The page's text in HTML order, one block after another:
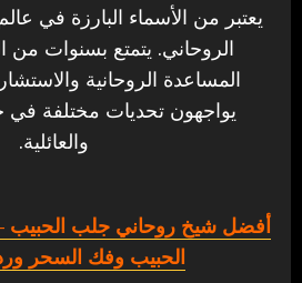
يعتبر من الأسماء البارزة في
الروحاني. يتمتع بسنوات من
المساعدة الروحانية
يواجهون تحديات مختلفة في
والعائلية.
أفضل شيخ روحاني جلب الحبيب
الحبيب وفك السحر